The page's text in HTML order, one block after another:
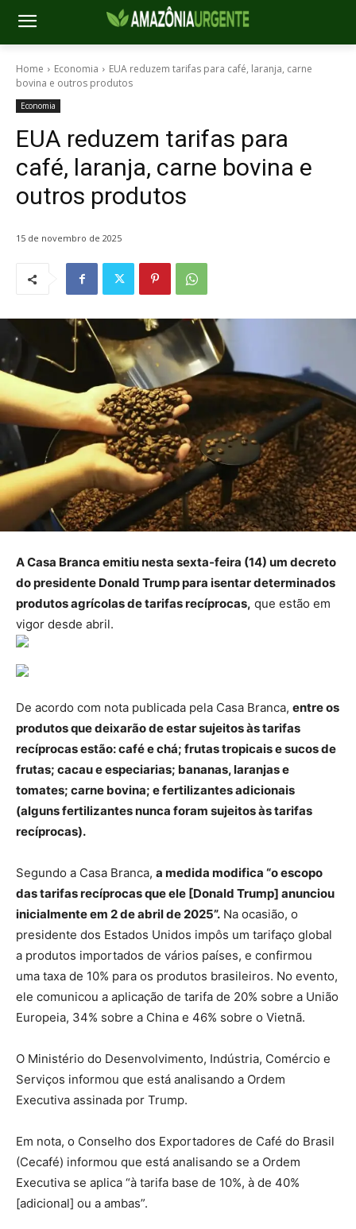
Home Economia
EUA reduzem tarifas para café, laranja, carne
bovina e outros produtos
Economia
EUA reduzem tarifas para
café, laranja, carne bovina e
outros produtos
15 de novembro de 2025
A Casa Branca emitiu nesta sexta-feira (14) um decreto
do presidente Donald Trump para isentar determinados
produtos agrícolas de tarifas recíprocas, que estão em
vigor desde abril.
De acordo com nota publicada pela Casa Branca, entre os
produtos que deixarão de estar sujeitos às tarifas
recíprocas estão: café e chá; frutas tropicais e sucos de
frutas; cacau e especiarias; bananas, laranjas e
tomates; carne bovina; e fertilizantes adicionais
(alguns fertilizantes nunca foram sujeitos às tarifas
recíprocas).
Segundo a Casa Branca, a medida modifica “o escopo
das tarifas recíprocas que ele [Donald Trump] anunciou
inicialmente em 2 de abril de 2025”. Na ocasião, o
presidente dos Estados Unidos impôs um tarifaço global
a produtos importados de vários países, e confirmou
uma taxa de 10% para os produtos brasileiros. No evento,
ele comunicou a aplicação de tarifa de 20% sobre a União
Europeia, 34% sobre a China e 46% sobre o Vietnã.
O Ministério do Desenvolvimento, Indústria, Comércio e
Serviços informou que está analisando a Ordem
Executiva assinada por Trump.
Em nota, o Conselho dos Exportadores de Café do Brasil
(Cecafé) informou que está analisando se a Ordem
Executiva se aplica “à tarifa base de 10%, à de 40%
[adicional] ou a ambas”.